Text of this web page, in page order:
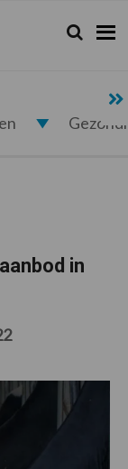
Zoeken...
Zoek
in